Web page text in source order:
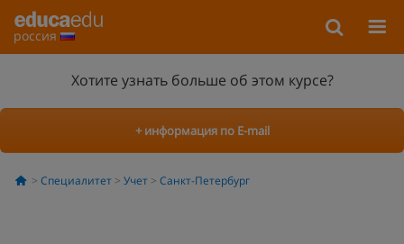
россия
Хотите узнать больше об этом курсе?
+ информация по E-mail
Специалитет Учет Санкт-Петербург